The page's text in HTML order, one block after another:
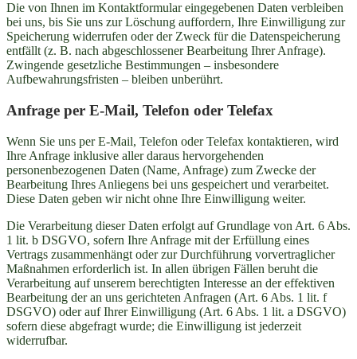
Die von Ihnen im Kontaktformular eingegebenen Daten verbleiben
bei uns, bis Sie uns zur Löschung auffordern, Ihre Einwilligung zur
Speicherung widerrufen oder der Zweck für die Datenspeicherung
entfällt (z. B. nach abgeschlossener Bearbeitung Ihrer Anfrage).
Zwingende gesetzliche Bestimmungen – insbesondere
Aufbewahrungsfristen – bleiben unberührt.
Anfrage per E-Mail, Telefon oder Telefax
Wenn Sie uns per E-Mail, Telefon oder Telefax kontaktieren, wird
Ihre Anfrage inklusive aller daraus hervorgehenden
personenbezogenen Daten (Name, Anfrage) zum Zwecke der
Bearbeitung Ihres Anliegens bei uns gespeichert und verarbeitet.
Diese Daten geben wir nicht ohne Ihre Einwilligung weiter.
Die Verarbeitung dieser Daten erfolgt auf Grundlage von Art. 6 Abs.
1 lit. b DSGVO, sofern Ihre Anfrage mit der Erfüllung eines
Vertrags zusammenhängt oder zur Durchführung vorvertraglicher
Maßnahmen erforderlich ist. In allen übrigen Fällen beruht die
Verarbeitung auf unserem berechtigten Interesse an der effektiven
Bearbeitung der an uns gerichteten Anfragen (Art. 6 Abs. 1 lit. f
DSGVO) oder auf Ihrer Einwilligung (Art. 6 Abs. 1 lit. a DSGVO)
sofern diese abgefragt wurde; die Einwilligung ist jederzeit
widerrufbar.